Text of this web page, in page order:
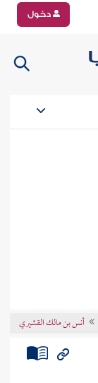
دخول
أنس بن مالك القشيري